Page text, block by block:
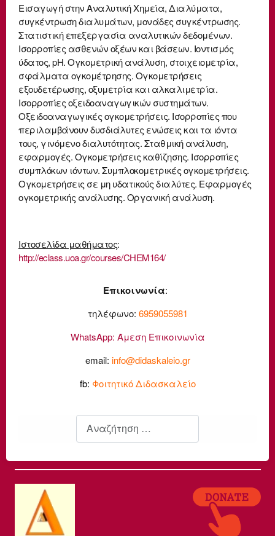
Εισαγωγή στην Αναλυτική Χημεία, Διαλύματα,
συγκέντρωση διαλυμάτων, μονάδες συγκέντρωσης.
Στατιστική επεξεργασία αναλυτικών δεδομένων.
Ισορροπίες ασθενών οξέων και βάσεων. Ιοντισμός
ύδατος, pH. Ογκομετρική ανάλυση, στοιχειομετρία,
σφάλματα ογκομέτρησης. Ογκομετρήσεις
εξουδετέρωσης, οξυμετρία και αλκαλιμετρία.
Ισορροπίες οξειδοαναγωγικών συστημάτων.
Οξειδοαναγωγικές ογκομετρήσεις. Ισορροπίες που
περιλαμβάνουν δυσδιάλυτες ενώσεις και τα ιόντα
τους, γινόμενο διαλυτότητας. Σταθμική ανάλυση,
εφαρμογές. Ογκομετρήσεις καθίζησης. Ισορροπίες
συμπλόκων ιόντων. Συμπλοκομετρικές ογκομετρήσεις.
Ογκομετρήσεις σε μη υδατικούς διαλύτες. Εφαρμογές
ογκομετρικής ανάλυσης. Οργανική ανάλυση.
Ιστοσελίδα μαθήματος:
http://eclass.uoa.gr/courses/CHEM164/
Επικοινωνία:
τηλέφωνο: 6959055981
WhatsApp: Άμεση Επικοινωνία
email: info@didaskaleio.gr
fb: Φοιτητικό Διδασκαλείο
Αναζήτηση